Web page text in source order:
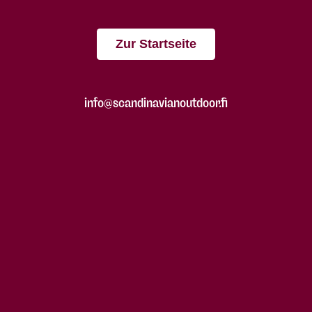
Zur Startseite
info@scandinavianoutdoor.fi